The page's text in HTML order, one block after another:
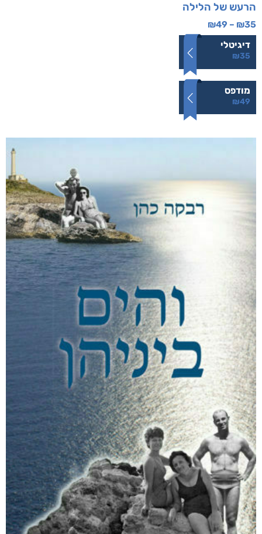
הרעש של הלילה
₪35
–
₪49
דיגיטלי
₪35
מודפס
₪49